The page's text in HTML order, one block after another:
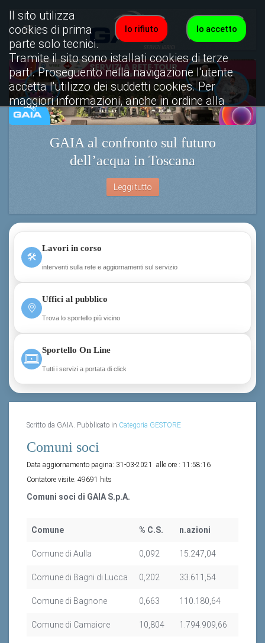
GAIA al confronto sul futuro
dell’acqua in Toscana
Leggi tutto
🛠
Lavori in corso
interventi sulla rete e aggiornamenti sul servizio
Uffici al pubblico
Trova lo sportello più vicino
Sportello On Line
Tutti i servizi a portata di click
Scritto da GAIA. Pubblicato in Categoria GESTORE
Comuni soci
Data aggiornamento pagina: 31-03-2021 alle ore : 11:58:16
Contatore visite: 49691 hits
Comuni soci di GAIA S.p.A.
Comune % C.S. n.azioni
Comune di Aulla 0,092 15.247,04
Comune di Bagni di Lucca 0,202 33.611,54
Comune di Bagnone 0,663 110.180,64
Comune di Camaiore 10,804 1.794.909,66
Io accetto
Io rifiuto
Il sito utilizza
cookies di prima
parte solo tecnici.
Tramite il sito sono istallati cookies di terze
parti. Proseguento nella navigazione l'utente
accetta l'utilizzo dei suddetti cookies. Per
maggiori informazioni, anche in ordine alla
disattivazione, è possibile consultare
l'informativa cookies completa.
Visualizza informativa completa.